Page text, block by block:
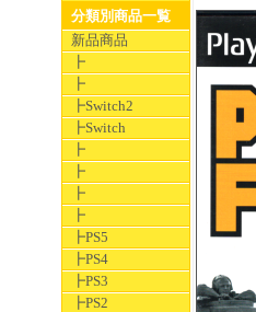
分類別商品一覧
新品商品
┣
┣
┣Switch2
┣Switch
┣
┣
┣
┣
┣PS5
┣PS4
┣PS3
┣PS2